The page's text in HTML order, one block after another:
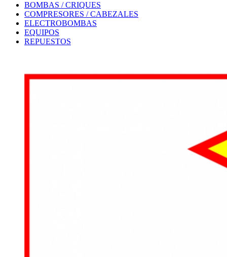
BOMBAS / CRIQUES
COMPRESORES / CABEZALES
ELECTROBOMBAS
EQUIPOS
REPUESTOS